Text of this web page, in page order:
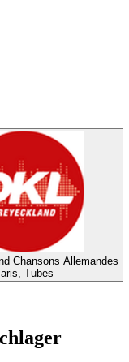
Chansons Allemandes
Tubes